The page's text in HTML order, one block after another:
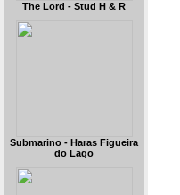
The Lord - Stud H & R
Submarino - Haras Figueira
do Lago